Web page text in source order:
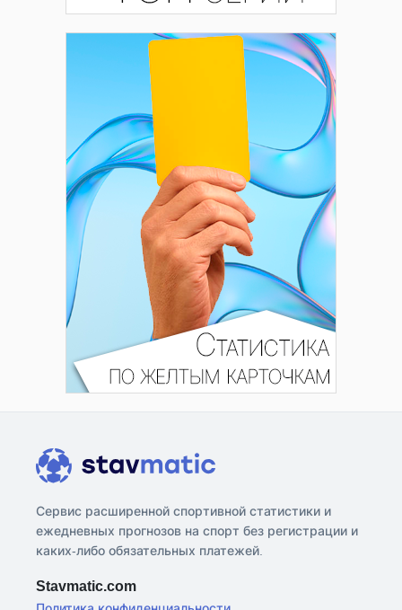
Сервис расширенной спортивной статистики и
ежедневных прогнозов на спорт без регистрации и
каких-либо обязательных платежей.
Stavmatic.com